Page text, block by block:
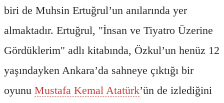
biri de Muhsin Ertuğrul’un anılarında yer
almaktadır. Ertuğrul, "İnsan ve Tiyatro Üzerine
Gördüklerim" adlı kitabında, Özkul’un henüz 12
yaşındayken Ankara’da sahneye çıktığı bir
oyunu Mustafa Kemal Atatürk’ün de izlediğini